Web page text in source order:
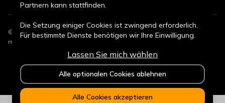
© 2026
CSB Schimmel Automobile GmbH. Todos los derechos
reservados.
Partnern kann stattfinden.
Die Setzung einiger Cookies ist zwingend erforderlich.
Für bestimmte Dienste benötigen wir Ihre Einwilligung.
Durch den Klick auf „Alle Cookies akzeptieren“, willigen
Sie (jederzeit für die Zukunft widerruflich) in alle
Datenverarbeitungen (Setzung von Cookies und
Übermittlung der IP-Adresse an Partner) ein.
Lassen Sie mich wählen
Alle optionalen Cookies ablehnen
Alle Cookies akzeptieren